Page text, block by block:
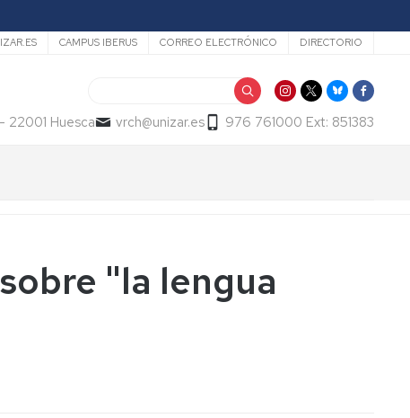
CAMPUS IBERUS CORREO ELECTRÓNICO DIRECTORIO
22001 Huesca vrch@unizar.es 976 761000 Ext: 851383
"la lengua